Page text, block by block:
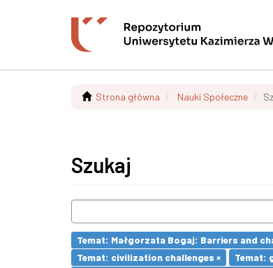
Strona główna Nauki Społeczne
Szukaj
Temat: Małgorzata Bogaj: Barriers and
Temat: civilization challenges ×
Temat: